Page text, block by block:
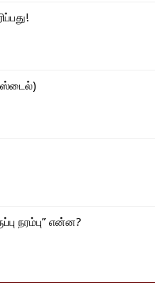
ஸ்டைல்)
நரம்பு” என்ன?